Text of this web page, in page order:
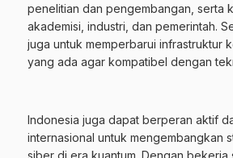
penelitian dan pengembangan, serta
akademisi, industri, dan pemerintah.
juga untuk memperbarui infrastruktur
yang ada agar kompatibel dengan
Indonesia juga dapat berperan aktif
internasional untuk mengembangkan
siber di era kuantum. Dengan bekerja